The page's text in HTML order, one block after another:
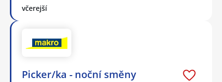
včerejší
Picker/ka - noční směny